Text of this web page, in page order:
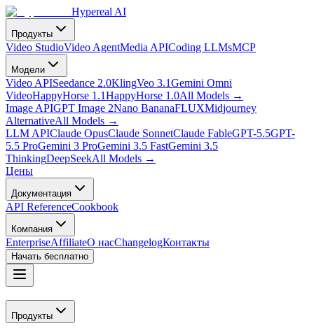
Hypereal AI
Продукты
Video StudioVideo AgentMedia APICoding LLMsMCP
Модели
Video APISeedance 2.0KlingVeo 3.1Gemini Omni
VideoHappyHorse 1.1HappyHorse 1.0All Models →
Image APIGPT Image 2Nano BananaFLUXMidjourney
AlternativeAll Models →
LLM APIClaude OpusClaude SonnetClaude FableGPT-5.5GPT-
5.5 ProGemini 3 ProGemini 3.5 FastGemini 3.5
ThinkingDeepSeekAll Models →
Цены
Документация
API ReferenceCookbook
Компания
EnterpriseAffiliateО насChangelogКонтакты
Начать бесплатно
Продукты